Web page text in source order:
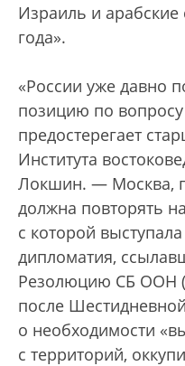
Израиль и
года».
«России уже давно
позицию по
предостерегает
Института
Локшин. — Москва,
должна повторять
с которой
дипломатия,
Резолюцию СБ ООН
после
о необходимости
с территорий,